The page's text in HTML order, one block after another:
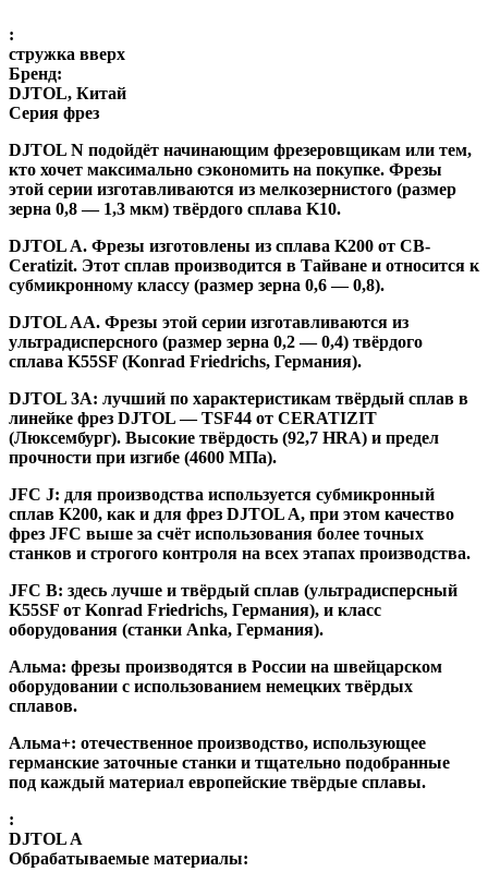
:
стружка вверх
Бренд:
DJTOL, Китай
Серия фрез
DJTOL N подойдёт начинающим фрезеровщикам или тем,
кто хочет максимально сэкономить на покупке. Фрезы
этой серии изготавливаются из мелкозернистого (размер
зерна 0,8 — 1,3 мкм) твёрдого сплава K10.
DJTOL A. Фрезы изготовлены из сплава K200 от CB-
Ceratizit. Этот сплав производится в Тайване и относится к
субмикронному классу (размер зерна 0,6 — 0,8).
DJTOL AA. Фрезы этой серии изготавливаются из
ультрадисперсного (размер зерна 0,2 — 0,4) твёрдого
сплава K55SF (Konrad Friedrichs, Германия).
DJTOL 3A: лучший по характеристикам твёрдый сплав в
линейке фрез DJTOL — TSF44 от CERATIZIT
(Люксембург). Высокие твёрдость (92,7 HRA) и предел
прочности при изгибе (4600 МПа).
JFC J: для производства используется субмикронный
сплав K200, как и для фрез DJTOL A, при этом качество
фрез JFC выше за счёт использования более точных
станков и строгого контроля на всех этапах производства.
JFC B: здесь лучше и твёрдый сплав (ультрадисперсный
K55SF от Konrad Friedrichs, Германия), и класс
оборудования (станки Anka, Германия).
Альма: фрезы производятся в России на швейцарском
оборудовании с использованием немецких твёрдых
сплавов.
Альма+: отечественное производство, использующее
германские заточные станки и тщательно подобранные
под каждый материал европейские твёрдые сплавы.
:
DJTOL A
Обрабатываемые материалы: